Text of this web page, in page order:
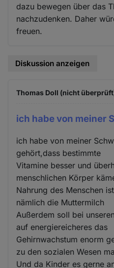
dazu bewegen über das
nachzudenken. Daher
freuen.
Diskussion anzeigen
Thomas Doll (nicht
ich habe von meiner
ich habe von meiner
gehört,dass bestimmte
Vitamine besser und
menschlichen Körper
Nahrung des Menschen
nämlich die Muttermilch
Außerdem soll bei
auf energiereicheres das
Gehirnwachstum enorm
zu den sozialen Wesen
Und da Kinder es gerne